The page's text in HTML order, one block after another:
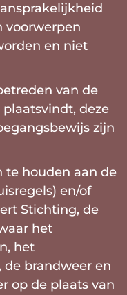
voorwerpen
en niet
van de
deze
zijn
te houden aan de
en/of
Stichting, de
het
het
de brandweer en
op de plaats van